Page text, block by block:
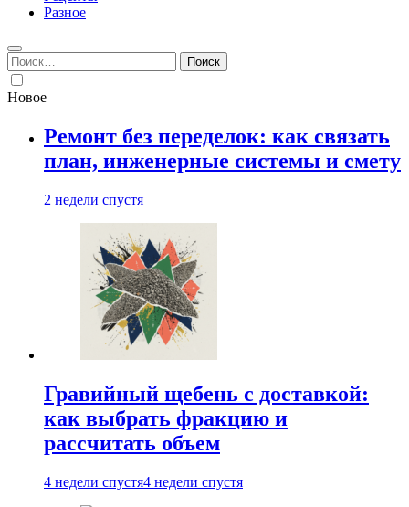
Разное
Найти:
Новое
Ремонт без переделок: как связать
план, инженерные системы и смету
2 недели спустя
Гравийный щебень с доставкой:
как выбрать фракцию и
рассчитать объем
4 недели спустя4 недели спустя